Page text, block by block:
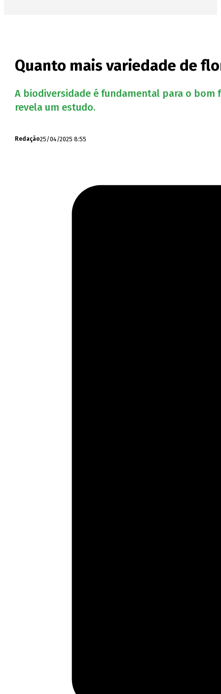
Quanto mais variedade de
A biodiversidade é fundamental para o bom
revela um estudo.
Redação25/04/2025 8:55